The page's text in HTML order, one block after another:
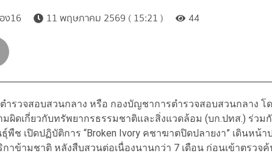
ง16 11 พฤษภาคม 2569 ( 15:21 ) 44
ำรวจสอบสวนกลาง หรือ กองบัญชาการตำรวจสอบสวนกลาง โ
มผิดเกี่ยวกับทรัพยากรธรรมชาติและสิ่งแวดล้อม (บก.ปทส.) ร่ว
พืช เปิดปฏิบัติการ “Broken Ivory คชาฆาตปิดปลายงา” เดินหน้
กาข้ามชาติ หลังสืบสวนต่อเนื่องนานกว่า 7 เดือน ก่อนเข้าตรวจ